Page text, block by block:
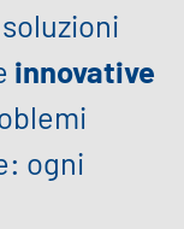
innovative
ogni